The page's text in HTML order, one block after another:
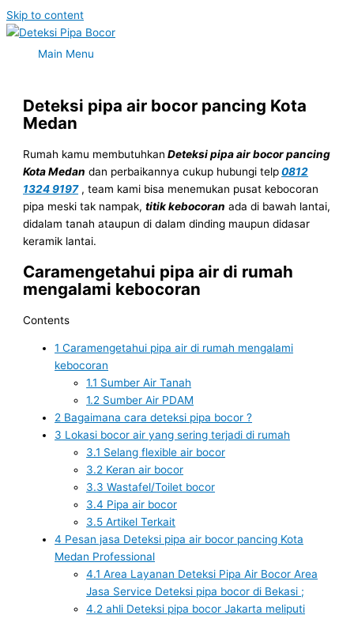
Skip to content
Main Menu
Deteksi pipa air bocor pancing Kota
Medan
Rumah kamu membutuhkan Deteksi pipa air bocor pancing
Kota Medan dan perbaikannya cukup hubungi telp0812
1324 9197, team kami bisa menemukan pusat kebocoran
pipa meski tak nampak,titik kebocoran ada di bawah lantai,
didalam tanah ataupun di dalam dinding maupun didasar
keramik lantai.
Caramengetahui pipa air di rumah
mengalami kebocoran
Contents
1 Caramengetahui pipa air di rumah mengalami
kebocoran
1.1 Sumber Air Tanah
1.2 Sumber Air PDAM
2 Bagaimana cara deteksi pipa bocor ?
3 Lokasi bocor air yang sering terjadi di rumah
3.1 Selang flexible air bocor
3.2 Keran air bocor
3.3 Wastafel/Toilet bocor
3.4 Pipa air bocor
3.5 Artikel Terkait
4 Pesan jasa Deteksi pipa air bocor pancing Kota
Medan Professional
4.1 Area Layanan Deteksi Pipa Air Bocor Area
Jasa Service Deteksi pipa bocor di Bekasi ;
4.2 ahli Deteksi pipa bocor Jakarta meliputi